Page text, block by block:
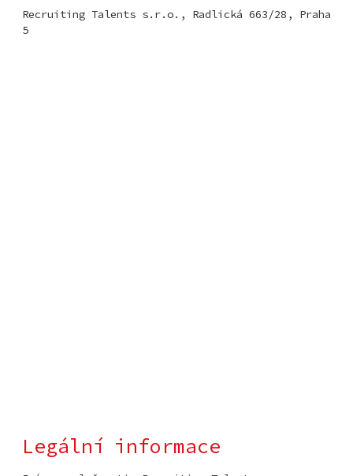
Recruiting Talents s.r.o., Radlická 663/28, Praha
5
Legální informace